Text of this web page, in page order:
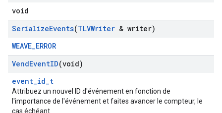
void
SerializeEvents(TLVWriter & writer)
WEAVE_ERROR
VendEventID(void)
event_id_t
Attribuez un nouvel ID d'événement en fonction de
l'importance de l'événement et faites avancer le compteur, le
cas échéant.